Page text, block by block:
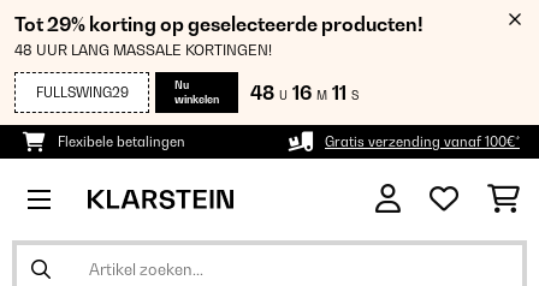
Tot 29% korting op geselecteerde producten!
48 UUR LANG MASSALE KORTINGEN!
FULLSWING29
Nu
winkelen
48 U 16 M 11 S
Flexibele betalingen Gratis verzending vanaf 100€*